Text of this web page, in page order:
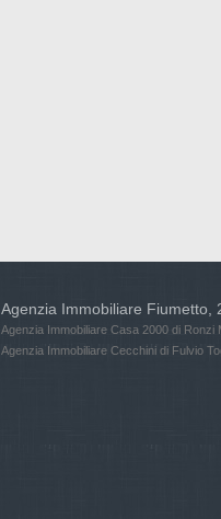
Agenzia Immobiliare Fiumetto,
Agenzia Immobiliare Casa 2000 di Ronzi
Agenzia Immobiliare Cecchini di Fulvio